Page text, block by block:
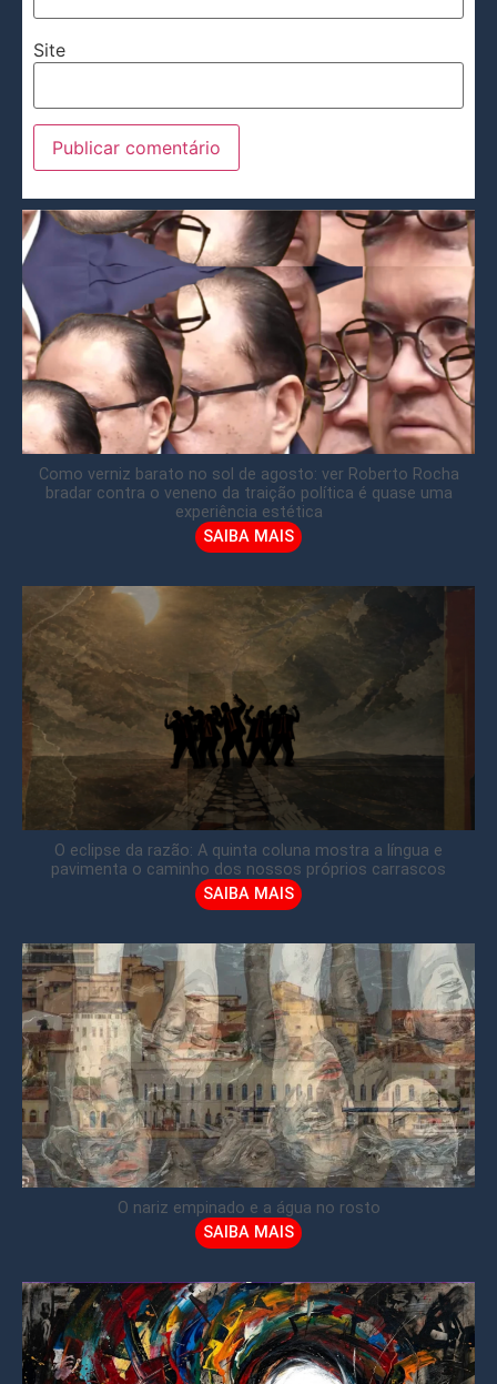
Site
Como verniz barato no sol de agosto: ver Roberto Rocha
bradar contra o veneno da traição política é quase uma
experiência estética
SAIBA MAIS
O eclipse da razão: A quinta coluna mostra a língua e
pavimenta o caminho dos nossos próprios carrascos
SAIBA MAIS
O nariz empinado e a água no rosto
SAIBA MAIS